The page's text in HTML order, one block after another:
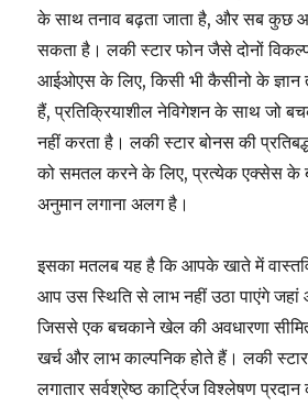
के साथ तनाव बढ़ता जाता है, और सब कुछ
सकता है। लकी स्टार फोन जैसे दोनों
आईओएस के लिए, किसी भी कैसीनो के
हैं, प्रतिक्रियाशील नेविगेशन के साथ जो
नहीं करता है। लकी स्टार बोनस की
को समतल करने के लिए, प्रत्येक एक्सेस के
अनुमान लगाना अलग है।
इसका मतलब यह है कि आपके खाते में
आप उस स्थिति से लाभ नहीं उठा पाएंगे
जिससे एक बचकाने खेल की अवधारणा
खर्च और लाभ काल्पनिक होते हैं। लकी
लगातार सर्वश्रेष्ठ कार्ट्रिज विश्लेषण